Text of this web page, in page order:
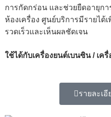
การกัดกร่อน และช่วยยืดอายุก
ห้องเครื่อง ศูนย์บริการมีรายได้
รวดเร็วและเห็นผลชัดเจน
ใช้ได้กับเครื่องยนต์เบนซิน / เค
รายละเอี